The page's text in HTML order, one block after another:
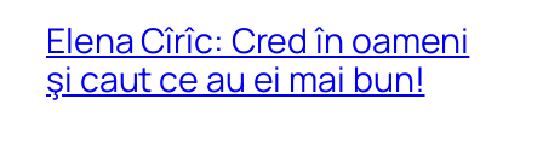
Elena Cîrîc: Cred în oameni
şi caut ce au ei mai bun!